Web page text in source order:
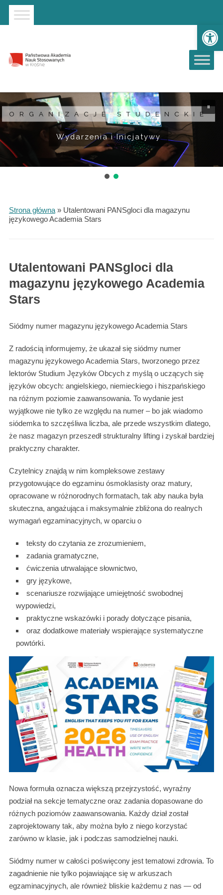
Strona główna
Przejdź do wyszukiwarki
Przejdź do menu głównego
ORGANIZACJE STUDENCKIE
Wydarzenia i Inicjatywy
Strona główna» Utalentowani PANSgloci dla magazynu
językowego Academia Stars
Utalentowani PANSgloci dla
magazynu językowego Academia
Stars
Siódmy numer magazynu językowego Academia Stars
Z radością informujemy, że ukazał się siódmy numer
magazynu językowego Academia Stars, tworzonego przez
lektorów Studium Języków Obcych z myślą o uczących się
języków obcych: angielskiego, niemieckiego i hiszpańskiego
na różnym poziomie zaawansowania. To wydanie jest
wyjątkowe nie tylko ze względu na numer – bo jak wiadomo
siódemka to szczęśliwa liczba, ale przede wszystkim dlatego,
że nasz magazyn przeszedł strukturalny lifting i zyskał bardziej
praktyczny charakter.
Czytelnicy znajdą w nim kompleksowe zestawy
przygotowujące do egzaminu ósmoklasisty oraz matury,
opracowane w różnorodnych formatach, tak aby nauka była
skuteczna, angażująca i maksymalnie zbliżona do realnych
wymagań egzaminacyjnych, w oparciu o
teksty do czytania ze zrozumieniem,
zadania gramatyczne,
ćwiczenia utrwalające słownictwo,
gry językowe,
scenariusze rozwijające umiejętność swobodnej
wypowiedzi,
praktyczne wskazówki i porady dotyczące pisania,
oraz dodatkowe materiały wspierające systematyczne
powtórki.
Nowa formuła oznacza większą przejrzystość, wyraźny
podział na sekcje tematyczne oraz zadania dopasowane do
różnych poziomów zaawansowania. Każdy dział został
zaprojektowany tak, aby można było z niego korzystać
zarówno w klasie, jak i podczas samodzielnej nauki.
Siódmy numer w całości poświęcony jest tematowi zdrowia. To
zagadnienie nie tylko pojawiające się w arkuszach
egzaminacyjnych, ale również bliskie każdemu z nas — od